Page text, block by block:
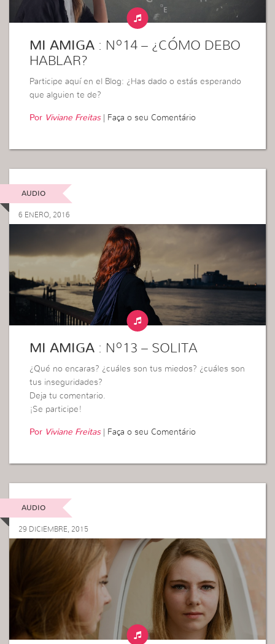
MI AMIGA : Nº14 – ¿CÓMO DEBO
HABLAR?
Participe aquí en el Blog: ¿Has dado o estás esperando
que alguien te de?
Por Viviane Freitas| Faça o seu Comentário
AUDIO
6 ENERO, 2016
MI AMIGA : Nº13 – SOLITA
¿Qué no encaras? ¿cuáles son tus miedos? ¿cuáles son
tus inseguridades?
Deja tu comentario.
¡Se participe!
Por Viviane Freitas| Faça o seu Comentário
AUDIO
29 DICIEMBRE, 2015